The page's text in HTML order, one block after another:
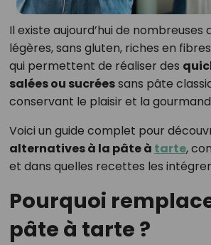
Il existe aujourd’hui de
légères, sans gluten, riches en
qui permettent de réaliser des
salées ou sucréessans pâte
conservant le plaisir et la
Voici un guide complet pour
alternatives à la pâte à tarte,
et dans quelles recettes les
Pourquoi
pâte à tarte ?